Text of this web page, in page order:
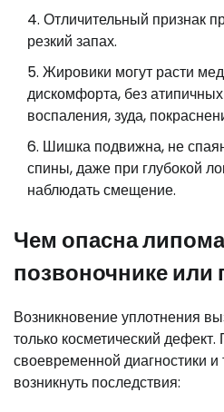
Отличительный признак
резкий запах.
Жировики могут расти
дискомфорта, без
воспаления, зуда,
Шишка подвижна, не
спины, даже при глубокой
наблюдать смещение.
Чем опасна
позвоночнике или
Возникновение уплотнения
только косметический дефект.
своевременной диагностики и
возникнуть последствия: